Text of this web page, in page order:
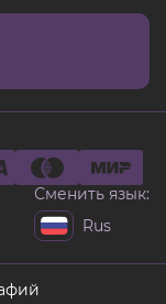
Сменить язык:
Rus